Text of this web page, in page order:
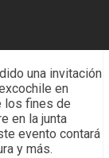
una invitación
en
los fines de
en la junta
evento contará
y más.